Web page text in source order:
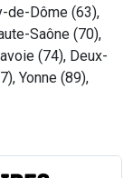
de-Dôme (63),
Saône (70),
(74), Deux-
Yonne (89),